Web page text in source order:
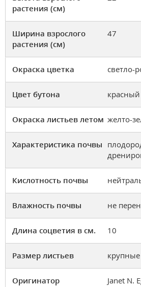
растения (см)
Ширина взрослого
растения (см)
47
Окраска цветка светло-
Цвет бутона красный
Окраска листьев летом желто-
Характеристика почвы
Кислотность почвы
Влажность почвы не
Длина соцветия в см. 10
Размер листьев крупные
Оригинатор Janet N.